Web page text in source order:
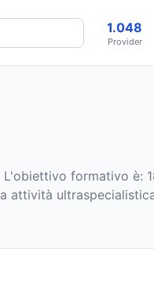
1.048
Provider
L'obiettivo formativo è:
attività